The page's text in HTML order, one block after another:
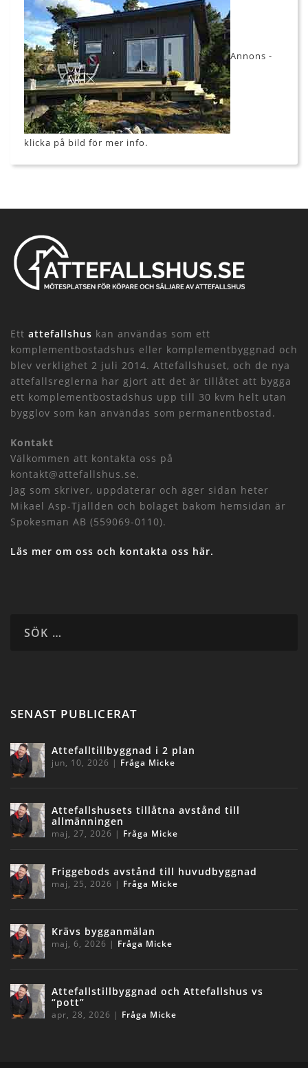
Annons -
klicka på bild för mer info.
Ett attefallshus kan användas som ett
komplementbostadshus eller komplementbyggnad och
blev verklighet 2 juli 2014. Attefallshuset, och de nya
attefallsreglerna har gjort att det är tillåtet att bygga
ett komplementbostadshus upp till 30 kvm helt utan
bygglov som kan användas som permanentbostad.
Kontakt
Välkommen att kontakta oss på
kontakt@attefallshus.se.
Jag som skriver, uppdaterar och äger sidan heter
Mikael Asp-Tjällden och bolaget bakom hemsidan är
Spokesman AB (559069-0110).
Läs mer om oss och kontakta oss här.
SENAST PUBLICERAT
Attefalltillbyggnad i 2 plan
jun, 10, 2026 | Fråga Micke
Attefallshusets tillåtna avstånd till
allmänningen
maj, 27, 2026 | Fråga Micke
Friggebods avstånd till huvudbyggnad
maj, 25, 2026 | Fråga Micke
Krävs bygganmälan
maj, 6, 2026 | Fråga Micke
Attefallstillbyggnad och Attefallshus vs
“pott”
apr, 28, 2026 | Fråga Micke